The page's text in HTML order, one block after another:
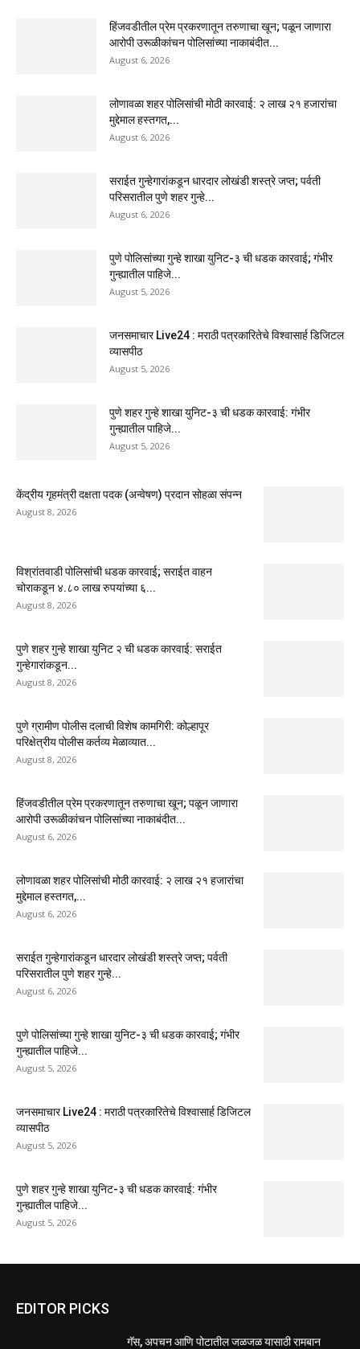
हिंजवडीतील प्रेम प्रकरणातून तरुणाचा खून; पळून जाणारा
आरोपी उरूळीकांचन पोलिसांच्या नाकाबंदीत...
August 6, 2026
लोणावळा शहर पोलिसांची मोठी कारवाई: २ लाख २१ हजारांचा
मुद्देमाल हस्तगत,...
August 6, 2026
सराईत गुन्हेगारांकडून धारदार लोखंडी शस्त्रे जप्त; पर्वती
परिसरातील पुणे शहर गुन्हे...
August 6, 2026
पुणे पोलिसांच्या गुन्हे शाखा युनिट-३ ची धडक कारवाई; गंभीर
गुन्ह्यातील पाहिजे...
August 5, 2026
जनसमाचार Live24 : मराठी पत्रकारितेचे विश्वासार्ह डिजिटल
व्यासपीठ
August 5, 2026
पुणे शहर गुन्हे शाखा युनिट-३ ची धडक कारवाई: गंभीर
गुन्ह्यातील पाहिजे...
August 5, 2026
केंद्रीय गृहमंत्री दक्षता पदक (अन्वेषण) प्रदान सोहळा संपन्न
August 8, 2026
विश्रांतवाडी पोलिसांची धडक कारवाई; सराईत वाहन
चोराकडून ४.८० लाख रुपयांच्या ६...
August 8, 2026
पुणे शहर गुन्हे शाखा युनिट २ ची धडक कारवाई: सराईत
गुन्हेगारांकडून...
August 8, 2026
पुणे ग्रामीण पोलीस दलाची विशेष कामगिरी: कोल्हापूर
परिक्षेत्रीय पोलीस कर्तव्य मेळाव्यात...
August 8, 2026
हिंजवडीतील प्रेम प्रकरणातून तरुणाचा खून; पळून जाणारा
आरोपी उरूळीकांचन पोलिसांच्या नाकाबंदीत...
August 6, 2026
लोणावळा शहर पोलिसांची मोठी कारवाई: २ लाख २१ हजारांचा
मुद्देमाल हस्तगत,...
August 6, 2026
सराईत गुन्हेगारांकडून धारदार लोखंडी शस्त्रे जप्त; पर्वती
परिसरातील पुणे शहर गुन्हे...
August 6, 2026
पुणे पोलिसांच्या गुन्हे शाखा युनिट-३ ची धडक कारवाई; गंभीर
गुन्ह्यातील पाहिजे...
August 5, 2026
जनसमाचार Live24 : मराठी पत्रकारितेचे विश्वासार्ह डिजिटल
व्यासपीठ
August 5, 2026
पुणे शहर गुन्हे शाखा युनिट-३ ची धडक कारवाई: गंभीर
गुन्ह्यातील पाहिजे...
August 5, 2026
EDITOR PICKS
गॅस, अपचन आणि पोटातील जळजळ यासाठी रामबान